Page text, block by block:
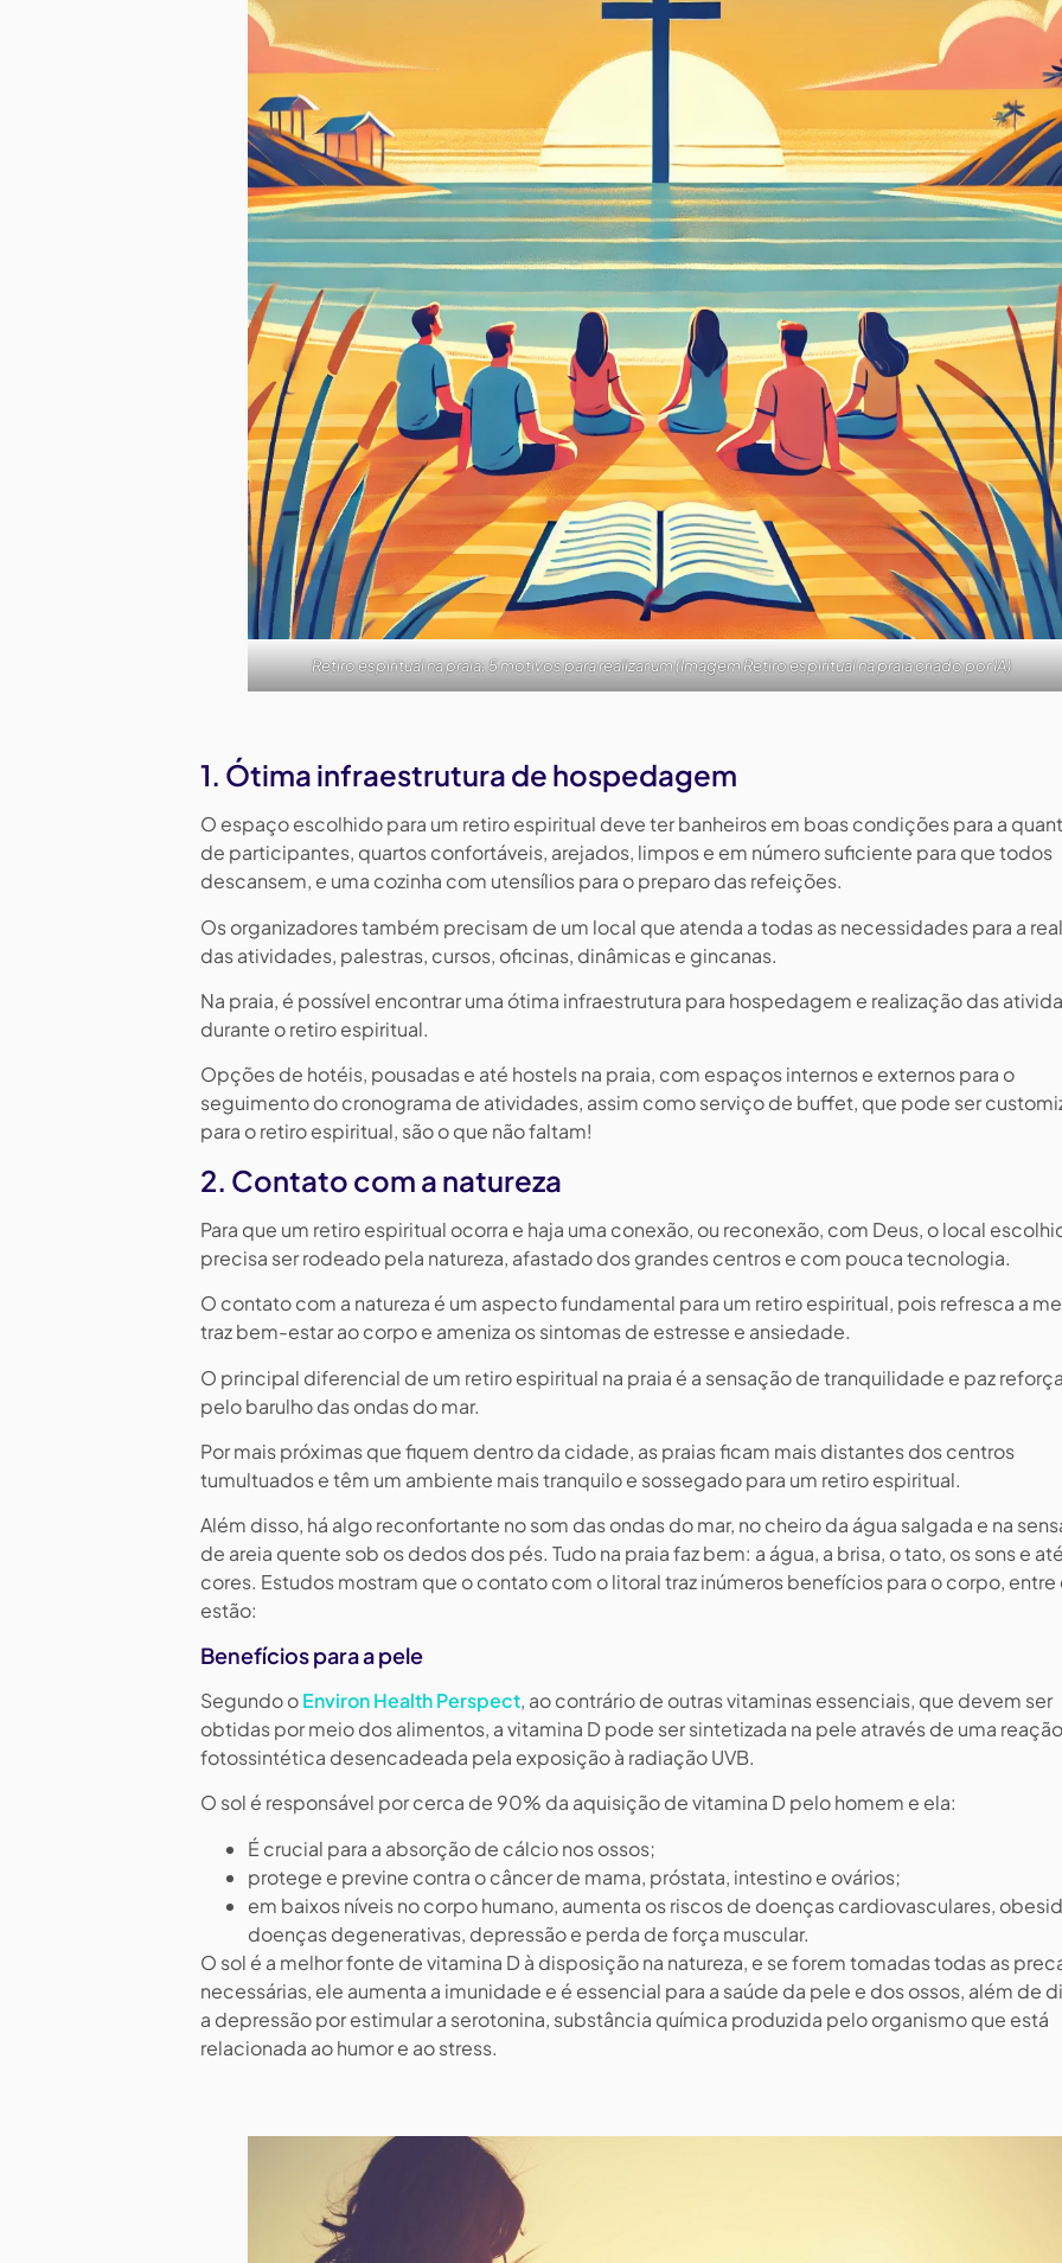
Retiro espiritual na praia: 5 motivos para realizar um (Imagem Retiro espiritual na praia criado por IA)
1. Ótima infraestrutura de hospedagem
O espaço escolhido para um retiro espiritual deve ter banheiros em boas condições para a
de participantes, quartos confortáveis, arejados, limpos e em número suficiente para que todos
descansem, e uma cozinha com utensílios para o preparo das refeições.
Os organizadores também precisam de um local que atenda a todas as necessidades para a
das atividades, palestras, cursos, oficinas, dinâmicas e gincanas.
Na praia, é possível encontrar uma ótima infraestrutura para hospedagem e realização das
durante o retiro espiritual.
Opções de hotéis, pousadas e até hostels na praia, com espaços internos e externos para o
seguimento do cronograma de atividades, assim como serviço de buffet, que pode ser
para o retiro espiritual, são o que não faltam!
2. Contato com a natureza
Para que um retiro espiritual ocorra e haja uma conexão, ou reconexão, com Deus, o local
precisa ser rodeado pela natureza, afastado dos grandes centros e com pouca tecnologia.
O contato com a natureza é um aspecto fundamental para um retiro espiritual, pois refresca a
traz bem-estar ao corpo e ameniza os sintomas de estresse e ansiedade.
O principal diferencial de um retiro espiritual na praia é a sensação de tranquilidade e paz
pelo barulho das ondas do mar.
Por mais próximas que fiquem dentro da cidade, as praias ficam mais distantes dos centros
tumultuados e têm um ambiente mais tranquilo e sossegado para um retiro espiritual.
Além disso, há algo reconfortante no som das ondas do mar, no cheiro da água salgada e na
de areia quente sob os dedos dos pés. Tudo na praia faz bem: a água, a brisa, o tato, os sons e
cores. Estudos mostram que o contato com o litoral traz inúmeros benefícios para o corpo, entre
estão:
Benefícios para a pele
Segundo oEnviron Health Perspect, ao contrário de outras vitaminas essenciais, que devem ser
obtidas por meio dos alimentos, a vitamina D pode ser sintetizada na pele através de uma reação
fotossintética desencadeada pela exposição à radiação UVB.
O sol é responsável por cerca de 90% da aquisição de vitamina D pelo homem e ela:
É crucial para a absorção de cálcio nos ossos;
protege e previne contra o câncer de mama, próstata, intestino e ovários;
em baixos níveis no corpo humano, aumenta os riscos de doenças cardiovasculares,
doenças degenerativas, depressão e perda de força muscular.
O sol é a melhor fonte de vitamina D à disposição na natureza, e se forem tomadas todas as
necessárias, ele aumenta a imunidade e é essencial para a saúde da pele e dos ossos, além de
a depressão por estimular a serotonina, substância química produzida pelo organismo que está
relacionada ao humor e ao stress.